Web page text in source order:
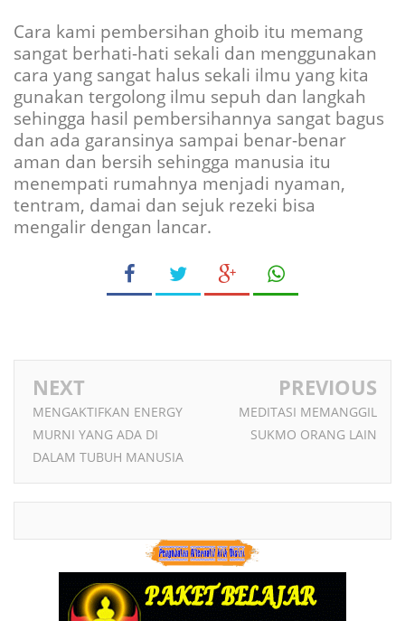
Cara kami pembersihan ghoib itu memang
sangat berhati-hati sekali dan menggunakan
cara yang sangat halus sekali ilmu yang kita
gunakan tergolong ilmu sepuh dan langkah
sehingga hasil pembersihannya sangat bagus
dan ada garansinya sampai benar-benar
aman dan bersih sehingga manusia itu
menempati rumahnya menjadi nyaman,
tentram, damai dan sejuk rezeki bisa
mengalir dengan lancar.
NEXT
MENGAKTIFKAN ENERGY
MURNI YANG ADA DI
DALAM TUBUH MANUSIA
PREVIOUS
MEDITASI MEMANGGIL
SUKMO ORANG LAIN